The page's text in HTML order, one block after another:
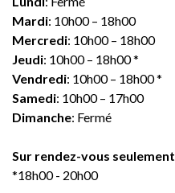
Mardi: 10h00 – 18h00
Mercredi: 10h00 – 18h00
Jeudi: 10h00 – 18h00 *
Vendredi: 10h00 – 18h00 *
Samedi: 10h00 – 17h00
Dimanche: Fermé
Sur rendez-vous seulement
*18h00 - 20h00